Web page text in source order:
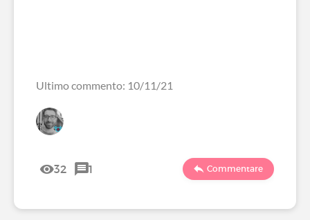
Ultimo commento: 10/11/21
32 1 Commentare